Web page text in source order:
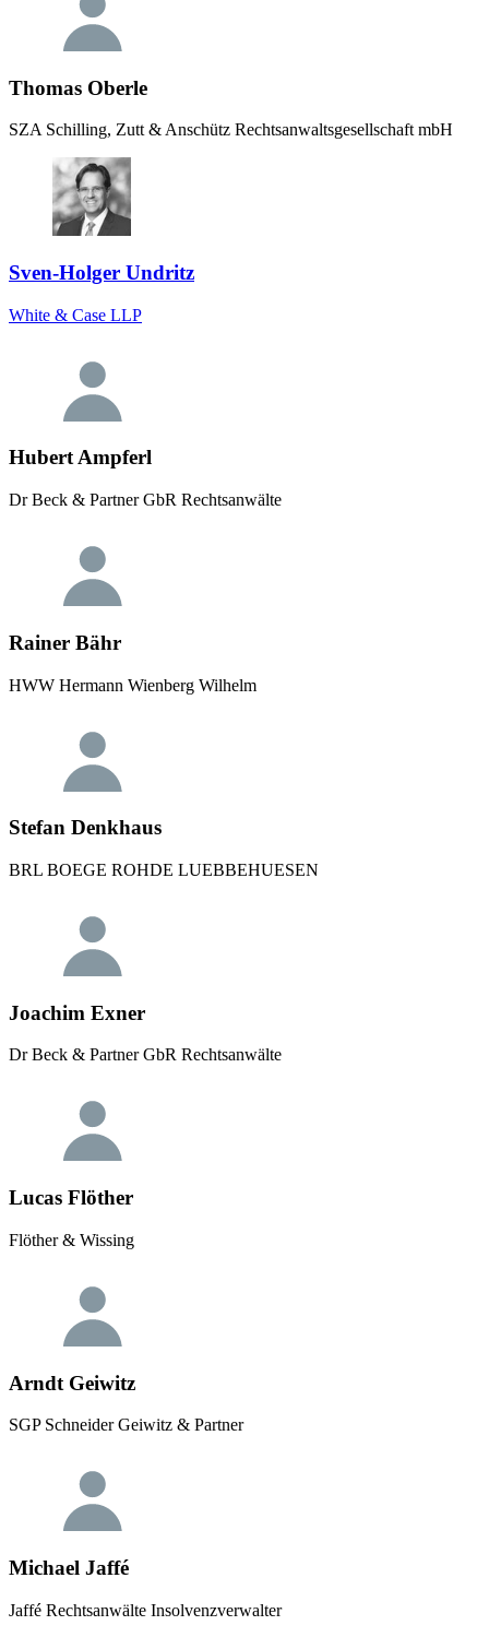
Thomas Oberle
SZA Schilling, Zutt & Anschütz Rechtsanwaltsgesellschaft mbH
Sven-Holger Undritz
White & Case LLP
Hubert Ampferl
Dr Beck & Partner GbR Rechtsanwälte
Rainer Bähr
HWW Hermann Wienberg Wilhelm
Stefan Denkhaus
BRL BOEGE ROHDE LUEBBEHUESEN
Joachim Exner
Dr Beck & Partner GbR Rechtsanwälte
Lucas Flöther
Flöther & Wissing
Arndt Geiwitz
SGP Schneider Geiwitz & Partner
Michael Jaffé
Jaffé Rechtsanwälte Insolvenzverwalter